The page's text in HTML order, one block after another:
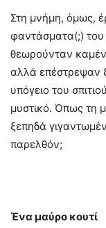
Στη μνήμη, όμως,
φαντάσματα(;) του
θεωρούνταν
αλλά επέστρεψαν
υπόγειο του
μυστικό. Όπως τη
ξεπηδά
παρελθόν;
Ένα μαύρο κουτί